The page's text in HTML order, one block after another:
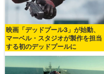
映画「デッドプール3」が始動、
マーベル・スタジオが製作を担当
する初のデッドプールに